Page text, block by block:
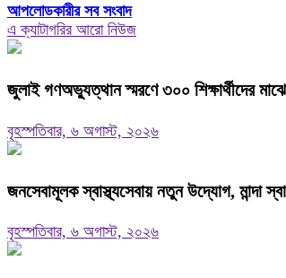
আপলোডকারীর সব সংবাদ
এ ক্যাটাগরির আরো নিউজ
জুলাই গণঅভ্যুত্থান স্মরণে ৩০০ শিক্ষার্থীদের
বৃহস্পতিবার, ৬ অগাস্ট, ২০২৬
জনসেবামূলক স্বাস্থ্যসেবায় নতুন উদ্যোগ, মান্দা
বৃহস্পতিবার, ৬ অগাস্ট, ২০২৬